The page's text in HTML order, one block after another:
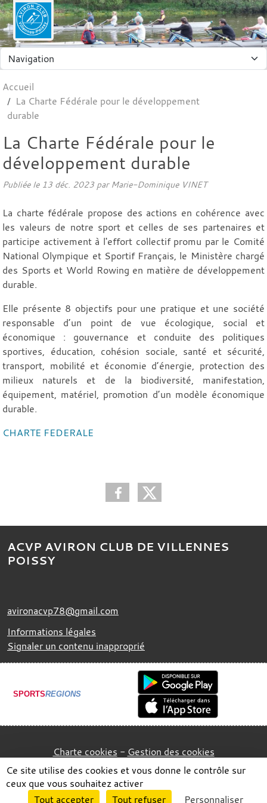
Accueil
La Charte Fédérale pour le développement
durable
La Charte Fédérale pour le
développement durable
Publiée le 13 déc. 2023par Marie-Dominique VINET
La charte fédérale propose des actions en cohérence avec
les valeurs de notre sport et celles de ses partenaires et
participe activement à l'effort collectif promu par le Comité
National Olympique et Sportif Français, le Ministère chargé
des Sports et World Rowing en matière de développement
durable.
Elle présente 8 objectifs pour une pratique et une société
responsable d’un point de vue écologique, social et
économique : gouvernance et conduite des politiques
sportives, éducation, cohésion sociale, santé et sécurité,
transport, mobilité et économie d’énergie, protection des
milieux naturels et de la biodiversité, manifestation,
équipement, matériel, promotion d’un modèle économique
durable.
CHARTE FEDERALE
ACVP AVIRON CLUB DE VILLENNES
POISSY
avironacvp78@gmail.com
Informations légales
Signaler un contenu inapproprié
SPORTSREGIONS
Charte cookies Gestion des cookies
Envie de participer ? Connexion
Panneau de gestion des cookies
Ce site utilise des cookies et vous donne le contrôle sur
ceux que vous souhaitez activer
Tout accepter
Tout refuser Personnaliser